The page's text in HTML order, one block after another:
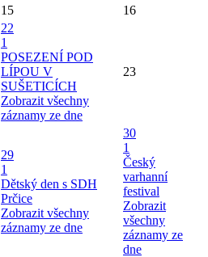
15 16
22
1
POSEZENÍ POD
LÍPOU V
SUŠETICÍCH
Zobrazit všechny
záznamy ze dne
23
29
1
Dětský den s SDH
Prčice
Zobrazit všechny
záznamy ze dne
30
1
Český
varhanní
festival
Zobrazit
všechny
záznamy ze
dne